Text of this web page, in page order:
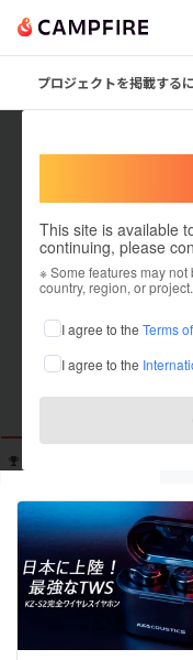
プロジェクトを掲載する
This site is available
continuing, please
※ Some features may
country, region, or project.
I agree to the Terms
I agree to the
出身国：未設定